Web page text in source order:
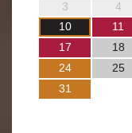
3 4
10
11
17
18
24
25
31